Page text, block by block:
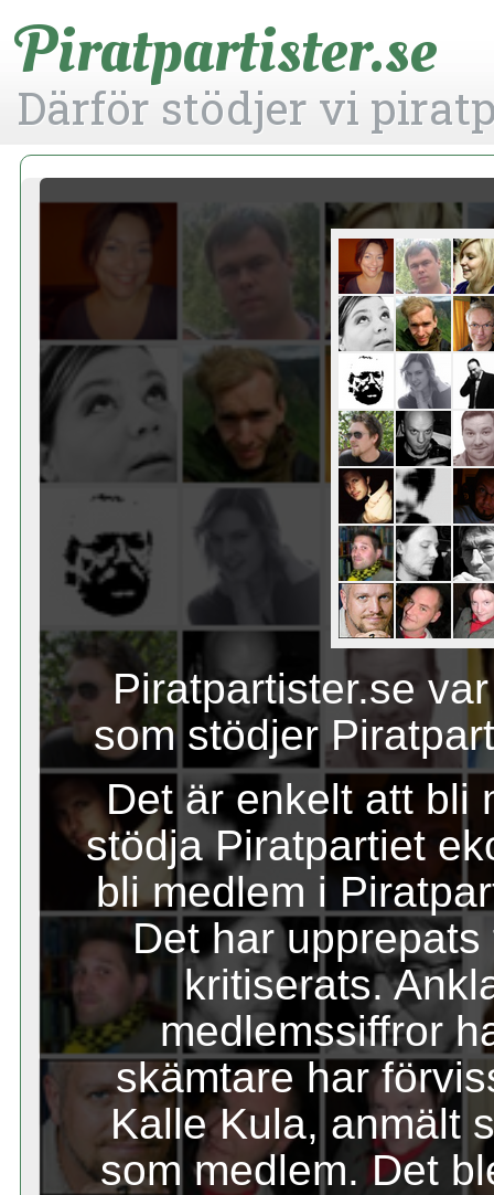
Piratpartister.se
Därför stödjer vi
Piratpartister.se
som stödjer
Det är enkelt att bli
stödja Piratpartiet
bli medlem i
Det har
kritiserats.
medlemssiffror
skämtare har
Kalle Kula, anmält
som medlem. Det